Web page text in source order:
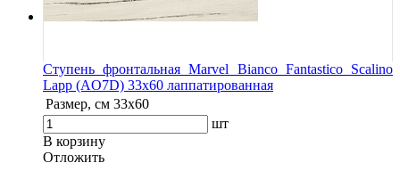
Ступень фронтальная Marvel Bianco Fantastico Scalino
Lapp (AO7D) 33x60 лаппатированная
Размер, см 33x60
шт
В корзину
Oтложить